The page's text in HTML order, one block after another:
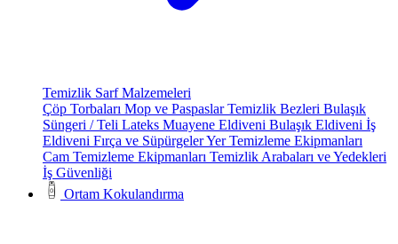
Temizlik Sarf Malzemeleri
Çöp Torbaları Mop ve PaspaslarTemizlik Bezleri Bulaşık
Süngeri / Teli Lateks Muayene Eldiveni Bulaşık Eldiveni İş
Eldiveni Fırça ve SüpürgelerYer Temizleme Ekipmanları
Cam Temizleme Ekipmanları Temizlik Arabaları ve Yedekleri
İş Güvenliği
Ortam Kokulandırma